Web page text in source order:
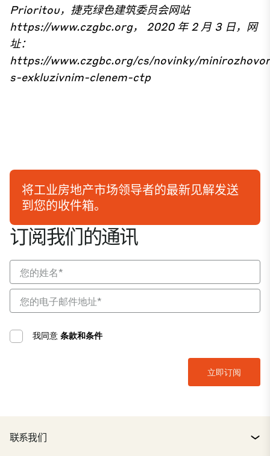
Prioritou，捷克绿色建筑委员会网站
https://www.czgbc.org，
2020 年 2 月 3 日，网
址：
https://www.czgbc.org/cs/novinky/
s-exkluzivnim-clenem-ctp
订阅我们的通讯
我同意 条款和条件
将工业房地产市场领导者的最新见解发送
到您的收件箱。
联系我们